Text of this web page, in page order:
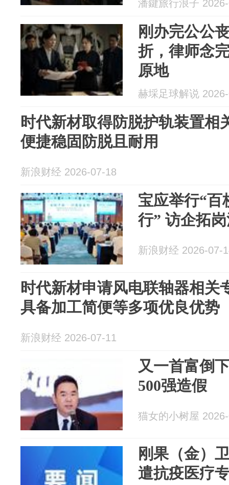
潘鍵旅行浪子
刚办完公公
折，律师念
原地
赫埰足球解说
时代新材取得防脱护轨装置相
便捷稳固防脱且耐用
新浪财经 2026-07-18
宝应举行“
行” 访企拓
新浪财经 2026-07-
时代新材申请风电联轴器相关
具备加工简便等多项优良优势
新浪财经 2026-07-11
又一首富倒
500强造假
猫女的小树屋
刚果（金）
遣抗疫医疗